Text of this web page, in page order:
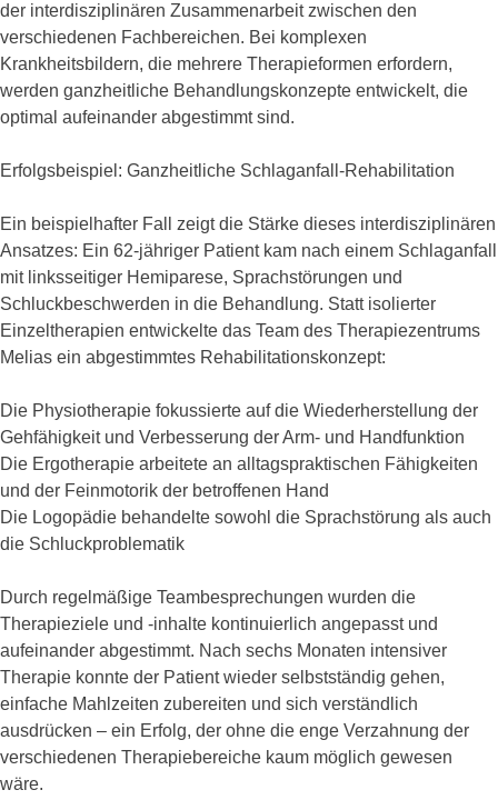
der interdisziplinären Zusammenarbeit zwischen den
verschiedenen Fachbereichen. Bei komplexen
Krankheitsbildern, die mehrere Therapieformen erfordern,
werden ganzheitliche Behandlungskonzepte entwickelt, die
optimal aufeinander abgestimmt sind.
Erfolgsbeispiel: Ganzheitliche Schlaganfall-Rehabilitation
Ein beispielhafter Fall zeigt die Stärke dieses interdisziplinären
Ansatzes: Ein 62-jähriger Patient kam nach einem Schlaganfall
mit linksseitiger Hemiparese, Sprachstörungen und
Schluckbeschwerden in die Behandlung. Statt isolierter
Einzeltherapien entwickelte das Team des Therapiezentrums
Melias ein abgestimmtes Rehabilitationskonzept:
Die Physiotherapie fokussierte auf die Wiederherstellung der
Gehfähigkeit und Verbesserung der Arm- und Handfunktion
Die Ergotherapie arbeitete an alltagspraktischen Fähigkeiten
und der Feinmotorik der betroffenen Hand
Die Logopädie behandelte sowohl die Sprachstörung als auch
die Schluckproblematik
Durch regelmäßige Teambesprechungen wurden die
Therapieziele und -inhalte kontinuierlich angepasst und
aufeinander abgestimmt. Nach sechs Monaten intensiver
Therapie konnte der Patient wieder selbstständig gehen,
einfache Mahlzeiten zubereiten und sich verständlich
ausdrücken – ein Erfolg, der ohne die enge Verzahnung der
verschiedenen Therapiebereiche kaum möglich gewesen
wäre.